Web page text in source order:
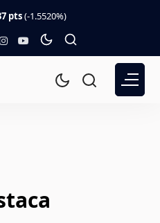
pts(-1.5520%)